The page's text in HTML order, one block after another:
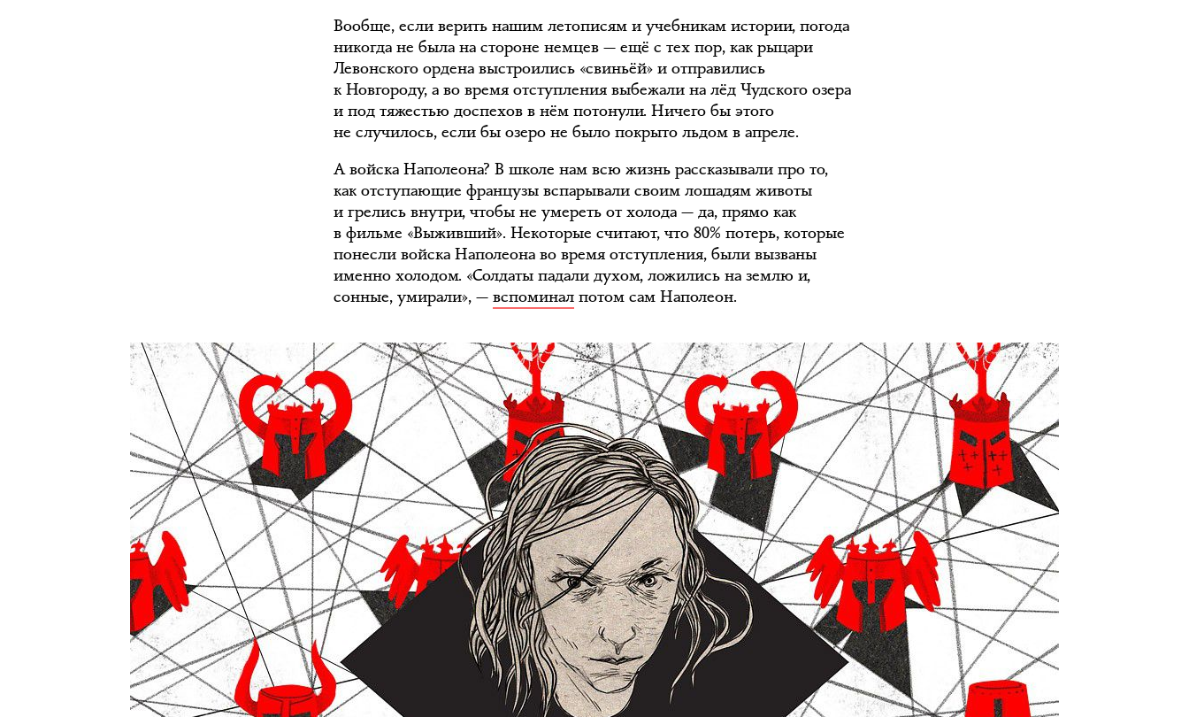
Вообще, если верить нашим летописям и учебникам истории, погода
никогда не была на стороне немцев — ещё с тех пор, как рыцари
Левонского ордена выстроились «свиньёй» и отправились
к Новгороду, а во время отступления выбежали на лёд Чудского озера
и под тяжестью доспехов в нём потонули. Ничего бы этого
не случилось, если бы озеро не было покрыто льдом в апреле.
А войска Наполеона? В школе нам всю жизнь рассказывали про то,
как отступающие французы вспарывали своим лошадям животы
и грелись внутри, чтобы не умереть от холода — да, прямо как
в фильме «Выживший». Некоторые считают, что 80% потерь, которые
понесли войска Наполеона во время отступления, были вызваны
именно холодом. «Солдаты падали духом, ложились на землю и,
сонные, умирали», —вспоминал потом сам Наполеон.